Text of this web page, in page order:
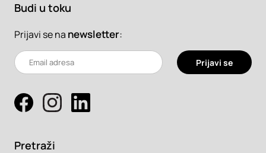
Budi u toku
Prijavi se na newsletter:
Prijavi se
Pretraži